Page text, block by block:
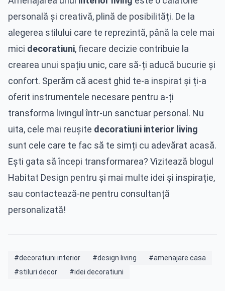
personală și creativă, plină de posibilități. De la
alegerea stilului care te reprezintă, până la cele mai
mici decoratiuni, fiecare decizie contribuie la
crearea unui spațiu unic, care să-ți aducă bucurie și
confort. Sperăm că acest ghid te-a inspirat și ți-a
oferit instrumentele necesare pentru a-ți
transforma livingul într-un sanctuar personal. Nu
uita, cele mai reușite decoratiuni interior living
sunt cele care te fac să te simți cu adevărat acasă.
Ești gata să începi transformarea? Vizitează blogul
Habitat Design pentru și mai multe idei și inspirație,
sau contactează-ne pentru consultanță
personalizată!
#decoratiuni interior #design living
#amenajare casa
#stiluri decor
#idei decoratiuni